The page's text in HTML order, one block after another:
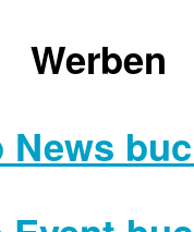
Werben
News